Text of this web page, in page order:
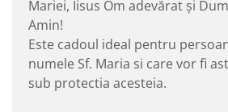
Mariei, Iisus Om adevărat și
Amin!
Este cadoul ideal pentru
numele Sf. Maria si care vor fi
sub protectia acesteia.